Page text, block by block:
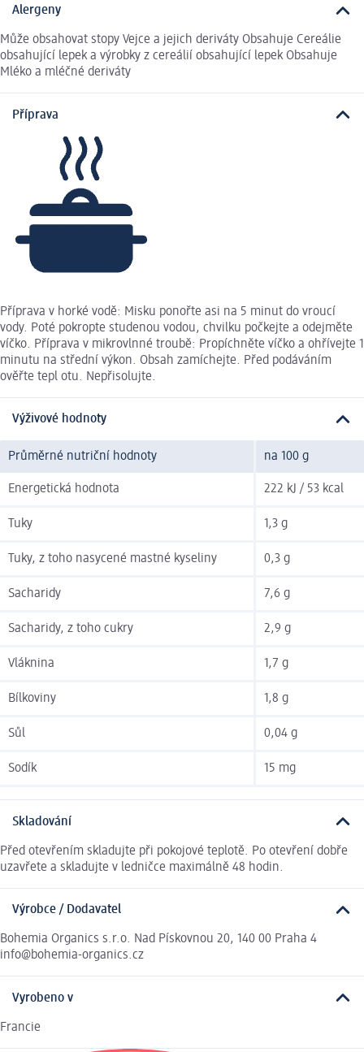
Alergeny
Může obsahovat stopy Vejce a jejich deriváty Obsahuje Cereálie
obsahující lepek a výrobky z cereálií obsahující lepek Obsahuje
Mléko a mléčné deriváty
Příprava
Příprava v horké vodě: Misku ponořte asi na 5 minut do vroucí
vody. Poté pokropte studenou vodou, chvilku počkejte a odejměte
víčko. Příprava v mikrovlnné troubě: Propíchněte víčko a ohřívejte 1
minutu na střední výkon. Obsah zamíchejte. Před podáváním
ověřte tepl otu. Nepřisolujte.
Výživové hodnoty
Průměrné nutriční hodnoty na 100 g
Energetická hodnota 222 kJ / 53 kcal
Tuky 1,3 g
Tuky, z toho nasycené mastné kyseliny 0,3 g
Sacharidy 7,6 g
Sacharidy, z toho cukry 2,9 g
Vláknina 1,7 g
Bílkoviny 1,8 g
Sůl 0,04 g
Sodík 15 mg
Skladování
Před otevřením skladujte při pokojové teplotě. Po otevření dobře
uzavřete a skladujte v ledničce maximálně 48 hodin.
Výrobce / Dodavatel
Bohemia Organics s.r.o. Nad Pískovnou 20, 140 00 Praha 4
info@bohemia-organics.cz
Vyrobeno v
Francie